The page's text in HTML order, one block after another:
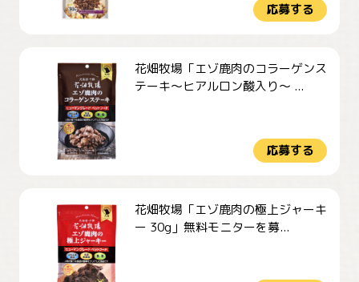
応募する
花畑牧場「エゾ鹿肉のコラーゲンス
テーキ～ヒアルロン酸入り～ ...
応募する
花畑牧場「エゾ鹿肉の極上ジャーキ
ー 30g」無料モニターを募...